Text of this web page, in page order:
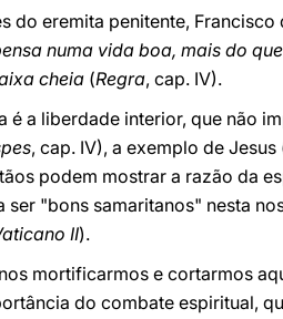
do eremita penitente,
numa vida boa, mais do
cheia (Regra, cap. IV).
é a liberdade interior, que não
, cap. IV), a exemplo de Jesus
podem mostrar a razão da
ser "bons samaritanos" nesta
II).
mortificarmos e cortarmos
do combate espiritual,